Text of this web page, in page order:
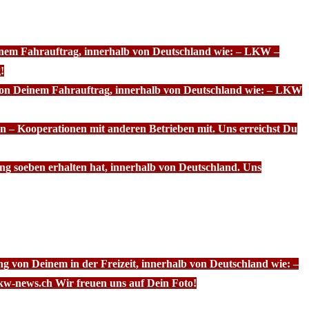
Fahrauftrag, innerhalb von Deutschland wie: – LKW –
Deinem Fahrauftrag, innerhalb von Deutschland wie: – LKW
– Kooperationen mit anderen Betrieben mit. Uns erreichst Du
soeben erhalten hat, innerhalb von Deutschland. Uns
von Deinem in der Freizeit, innerhalb von Deutschland wie: –
news.ch Wir freuen uns auf Dein Foto!